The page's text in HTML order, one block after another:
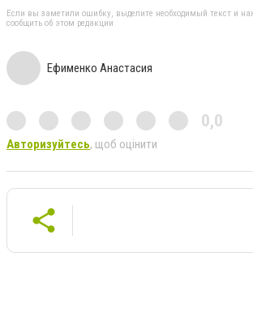
Если вы заметили ошибку, выделите необходимый текст и
сообщить об этом редакции
Ефименко Анастасия
0,0
Авторизуйтесь, щоб оцінити